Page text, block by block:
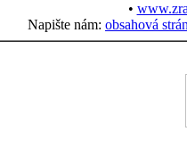
•
Napište nám: obsahová